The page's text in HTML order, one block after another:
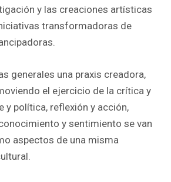
y las creaciones artísticas
transformadoras de
generales una praxis creadora,
el ejercicio de la crítica y
y política, reflexión y acción,
y sentimiento se van
aspectos de una misma